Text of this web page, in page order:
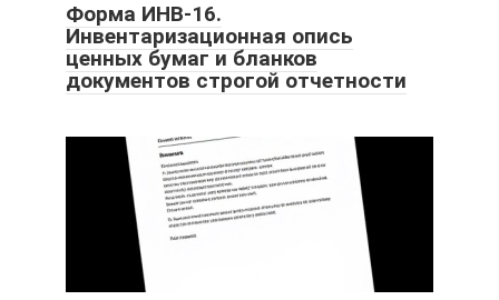
Форма ИНВ-16.
Инвентаризационная опись
ценных бумаг и бланков
документов строгой отчетности